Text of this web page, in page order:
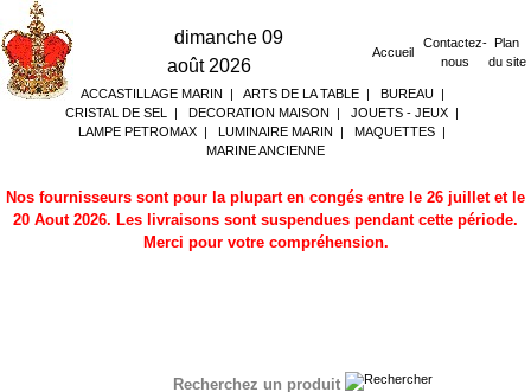
dimanche 09
août 2026
Accueil
Contactez-
nous
Plan
du site
ACCASTILLAGE MARIN | ARTS DE LA TABLE| BUREAU|
CRISTAL DE SEL
| DECORATION MAISON | JOUETS - JEUX |
LAMPE PETROMAX | LUMINAIRE MARIN | MAQUETTES |
MARINE ANCIENNE
Nos fournisseurs sont pour la plupart en congés entre le 26 juillet et le
20 Aout 2026. Les livraisons sont suspendues pendant cette période.
Merci pour votre compréhension.
Recherchez un produit